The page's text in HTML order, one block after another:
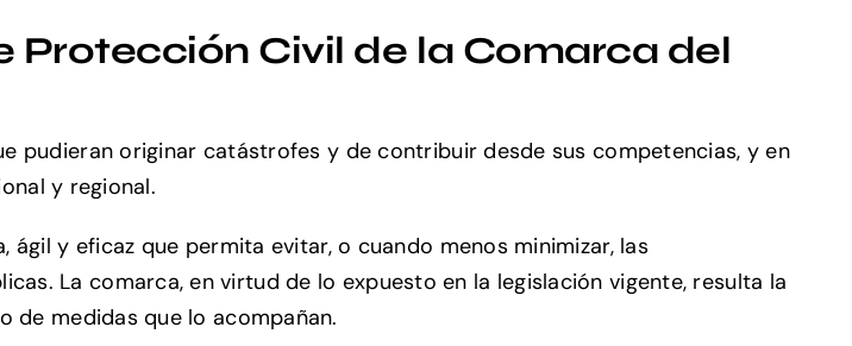
Protección Civil de la Comarca del
pudieran originar catástrofes y de contribuir desde sus competencias, y en
y regional.
y eficaz que permita evitar, o cuando menos minimizar, las
La comarca, en virtud de lo expuesto en la legislación vigente, resulta la
de medidas que lo acompañan.